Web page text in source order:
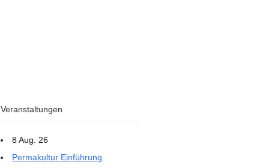
Veranstaltungen
8 Aug. 26
Permakultur Einführung